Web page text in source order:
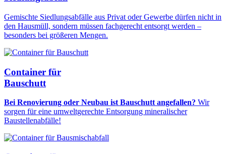
Gemischte Siedlungsabfälle aus Privat oder Gewerbe dürfen nicht in
den Hausmüll, sondern müssen fachgerecht entsorgt werden –
besonders bei größeren Mengen.
Container für
Bauschutt
Bei Renovierung oder Neubau ist Bauschutt angefallen? Wir
sorgen für eine umweltgerechte Entsorgung mineralischer
Baustellenabfälle!